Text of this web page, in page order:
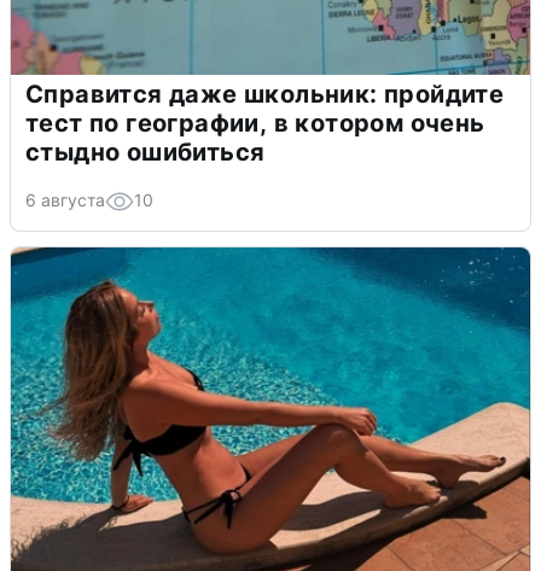
Справится даже школьник: пройдите
тест по географии, в котором очень
стыдно ошибиться
6 августа 10